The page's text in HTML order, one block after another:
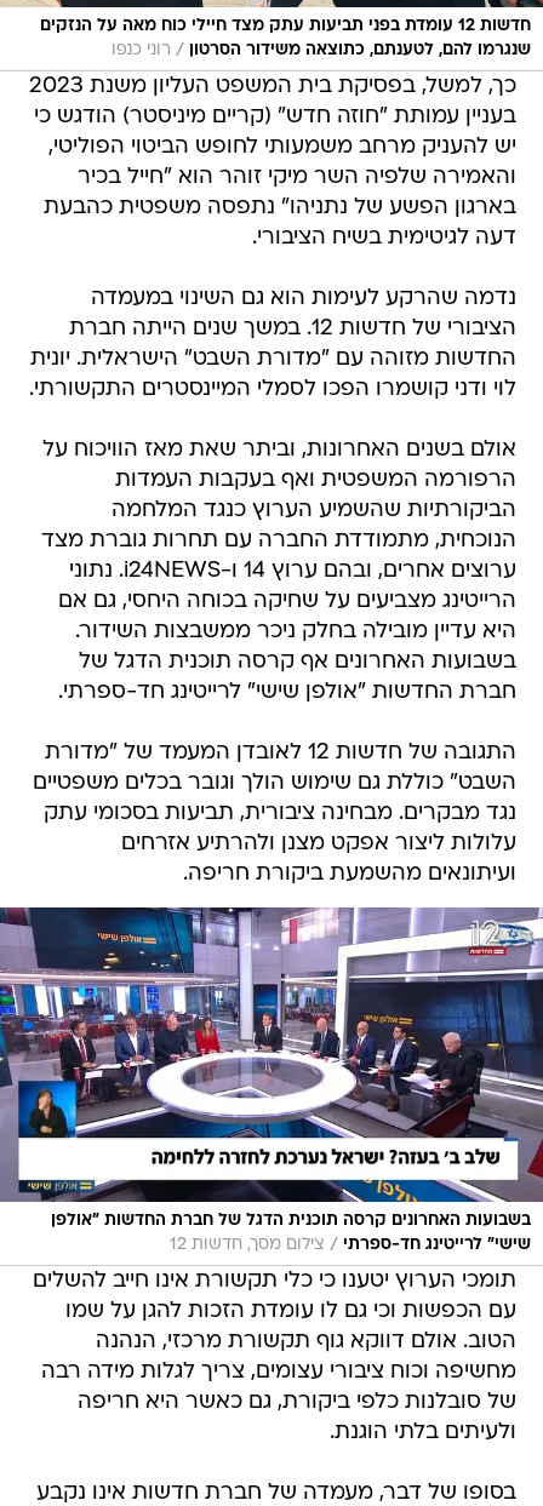
חדשות 12 עומדת בפני תביעות עתק מצד חיילי כוח מאה על הנזקים
שנגרמו להם, לטענתם, כתוצאה משידור הסרטון
/ רוני כנפו
כך, למשל, בפסיקת בית המשפט העליון משנת 2023
בעניין עמותת "חוזה חדש" (קריים מיניסטר) הודגש כי
יש להעניק מרחב משמעותי לחופש הביטוי הפוליטי,
והאמירה שלפיה השר מיקי זוהר הוא "חייל בכיר
בארגון הפשע של נתניהו" נתפסה משפטית כהבעת
דעה לגיטימית בשיח הציבורי.
נדמה שהרקע לעימות הוא גם השינוי במעמדה
הציבורי של חדשות 12. במשך שנים הייתה חברת
החדשות מזוהה עם "מדורת השבט" הישראלית. יונית
לוי ודני קושמרו הפכו לסמלי המיינסטרים התקשורתי.
אולם בשנים האחרונות, וביתר שאת מאז הוויכוח על
הרפורמה המשפטית ואף בעקבות העמדות
הביקורתיות שהשמיע הערוץ כנגד המלחמה
הנוכחית, מתמודדת החברה עם תחרות גוברת מצד
ערוצים אחרים, ובהם ערוץ 14 ו-i24NEWS. נתוני
הרייטינג מצביעים על שחיקה בכוחה היחסי, גם אם
היא עדיין מובילה בחלק ניכר ממשבצות השידור.
בשבועות האחרונים אף קרסה תוכנית הדגל של
חברת החדשות "אולפן שישי" לרייטינג חד-ספרתי.
התגובה של חדשות 12 לאובדן המעמד של "מדורת
השבט" כוללת גם שימוש הולך וגובר בכלים משפטיים
נגד מבקרים. מבחינה ציבורית, תביעות בסכומי עתק
עלולות ליצור אפקט מצנן ולהרתיע אזרחים
ועיתונאים מהשמעת ביקורת חריפה.
בשבועות האחרונים קרסה תוכנית הדגל של חברת החדשות "אולפן
שישי" לרייטינג חד-ספרתי / צילום מסך, חדשות 12
תומכי הערוץ יטענו כי כלי תקשורת אינו חייב להשלים
עם הכפשות וכי גם לו עומדת הזכות להגן על שמו
הטוב. אולם דווקא גוף תקשורת מרכזי, הנהנה
מחשיפה וכוח ציבורי עצומים, צריך לגלות מידה רבה
של סובלנות כלפי ביקורת, גם כאשר היא חריפה
ולעיתים בלתי הוגנת.
בסופו של דבר, מעמדה של חברת חדשות אינו נקבע